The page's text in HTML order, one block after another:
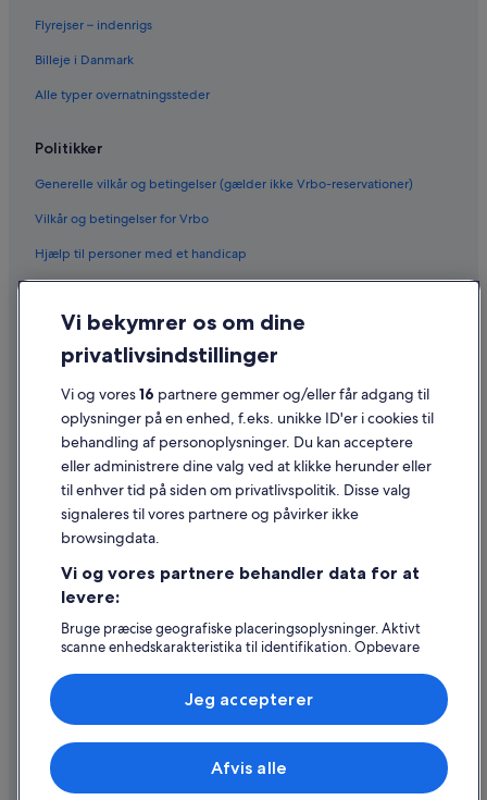
Flyrejser – indenrigs
Billeje i Danmark
Alle typer overnatningssteder
Politikker
Generelle vilkår og betingelser (gælder ikke Vrbo-reservationer)
Vilkår og betingelser for Vrbo
Hjælp til personer med et handicap
Cookies
Generelle vilkår for brug
Juridiske oplysninger/Kontakt os
Retningslinjer for indhold og indberetning af indhold
Hjælp
Kontakt os
Ændr eller afbestil din reservation
Forløb og behandlingstider for refusion
Book en flyrejse med et tilgodehavende fra et flyselskab
Internationale rejsedokumenter
Expedia, Inc. er ikke ansvarlig for indhold fra eksterne hjemmesider.
© 2026 Expedia, Inc. – en del af Expedia Group. Alle rettigheder
forbeholdes. Expedia og Expedias logo er varemærker eller registrerede
Vi bekymrer os om dine
privatlivsindstillinger
Vi og vores16 partnere gemmer og/eller får adgang til
oplysninger på en enhed, f.eks. unikke ID'er i cookies til
behandling af personoplysninger. Du kan acceptere
eller administrere dine valg ved at klikke herunder eller
til enhver tid på siden om privatlivspolitik. Disse valg
signaleres til vores partnere og påvirker ikke
browsingdata.
Vi og vores partnere behandler data for at
levere:
Bruge præcise geografiske placeringsoplysninger. Aktivt
scanne enhedskarakteristika til identifikation. Opbevare
annoncering og indhold, annoncerings- og
indholdsmåling, målgruppeundersøgelser og udvikling af
tjenester.
Liste over partnere (leverandører)
Afvis alle
Jeg accepterer